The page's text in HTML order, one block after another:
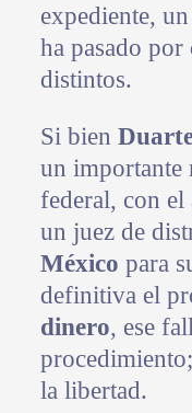
expediente,
ha pasado por
distintos.
Si bien
un importante
federal, con
un juez de
México para
definitiva el
dinero, ese
la libertad.